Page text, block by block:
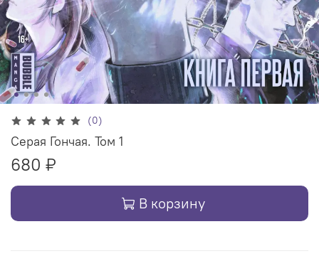
(0)
Серая Гончая. Том 1
680 ₽
В корзину